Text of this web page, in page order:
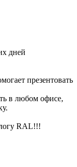
дней
презентовать
в любом офисе,
RAL!!!